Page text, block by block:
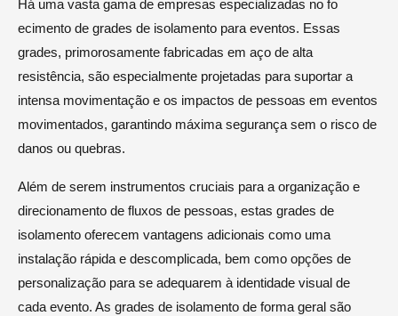
Há uma vasta gama de empresas especializadas no fo
ecimento de grades de isolamento para eventos. Essas
grades, primorosamente fabricadas em aço de alta
resistência, são especialmente projetadas para suportar a
intensa movimentação e os impactos de pessoas em eventos
movimentados, garantindo máxima segurança sem o risco de
danos ou quebras.
Além de serem instrumentos cruciais para a organização e
direcionamento de fluxos de pessoas, estas grades de
isolamento oferecem vantagens adicionais como uma
instalação rápida e descomplicada, bem como opções de
personalização para se adequarem à identidade visual de
cada evento. As grades de isolamento de forma geral são